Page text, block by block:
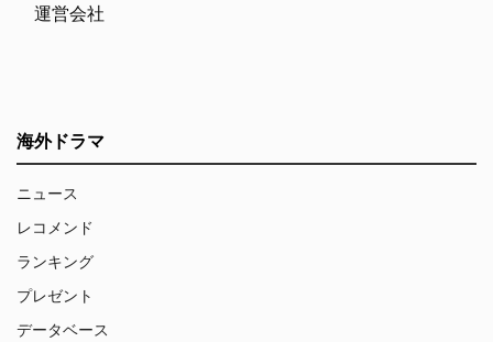
運営会社
海外ドラマ
ニュース
レコメンド
ランキング
プレゼント
データベース